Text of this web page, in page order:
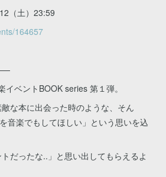
（土）23:59
164657
イベントBOOK series 第１弾。
敵な本に出会った時のような、そん
音楽でもしてほしい」という思いを込
だったな..」と思い出してもらえるよ